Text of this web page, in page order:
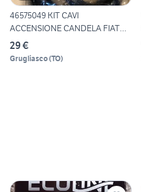
46575049 KIT CAVI
ACCENSIONE CANDELA FIAT
126
29 €
Grugliasco(TO)